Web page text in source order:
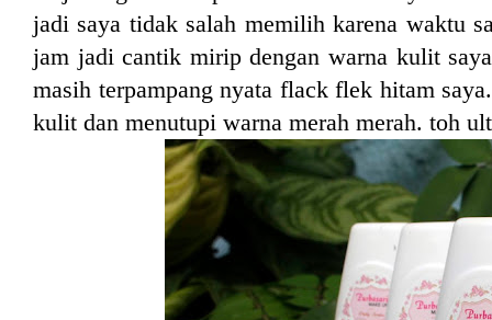
jadi saya tidak salah memilih karena waktu
jam jadi cantik mirip dengan warna kulit
masih terpampang nyata flack flek hitam
kulit dan menutupi warna merah merah. toh